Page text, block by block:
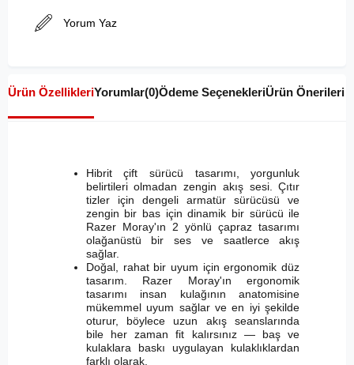
Yorum Yaz
Ürün ÖzellikleriYorumlar(0)Ödeme SeçenekleriÜrün Önerileri
Hibrit çift sürücü tasarımı, yorgunluk
belirtileri olmadan zengin akış sesi. Çıtır
tizler için dengeli armatür sürücüsü ve
zengin bir bas için dinamik bir sürücü ile
Razer Moray'ın 2 yönlü çapraz tasarımı
olağanüstü bir ses ve saatlerce akış
sağlar.
Doğal, rahat bir uyum için ergonomik düz
tasarım. Razer Moray'ın ergonomik
tasarımı insan kulağının anatomisine
mükemmel uyum sağlar ve en iyi şekilde
oturur, böylece uzun akış seanslarında
bile her zaman fit kalırsınız — baş ve
kulaklara baskı uygulayan kulaklıklardan
farklı olarak.